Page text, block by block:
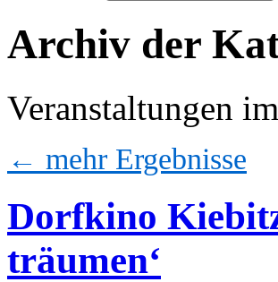
Archiv der
Veranstaltungen
← mehr Ergebnisse
Dorfkino
träumen‘